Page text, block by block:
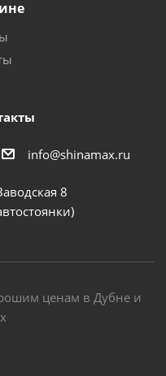
info@shinamax.ru
8
ценам в Дубне и